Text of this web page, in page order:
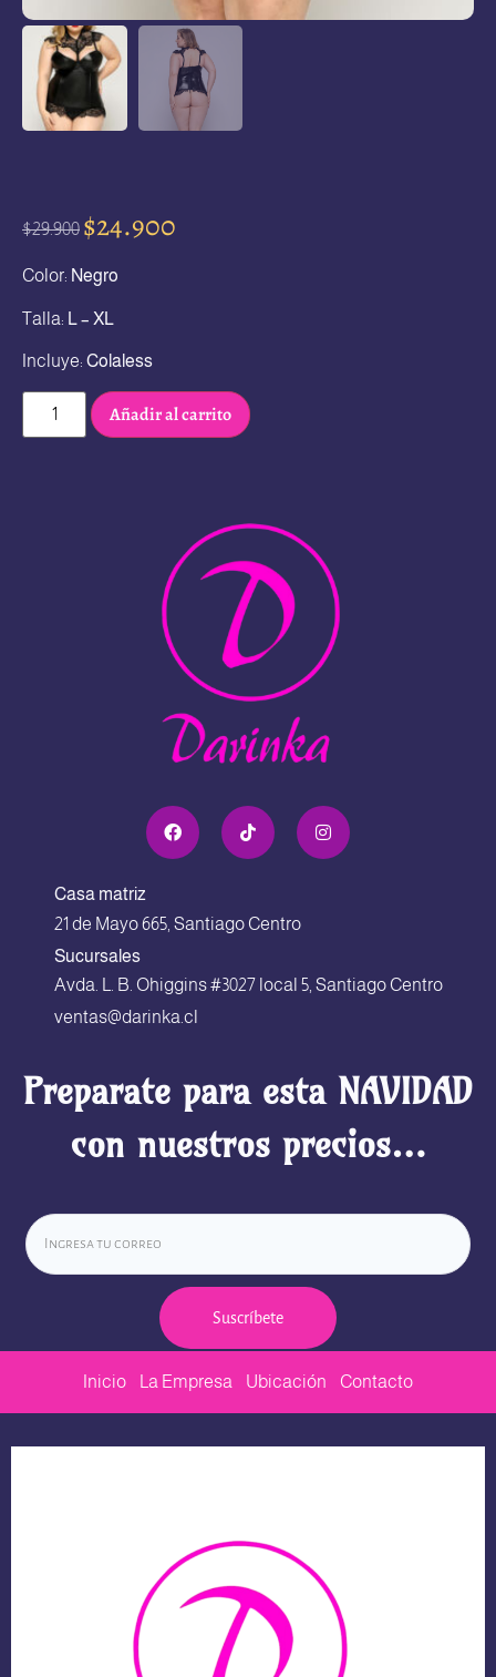
$29.900 $24.900
Color: Negro
Talla: L – XL
Incluye: Colaless
Añadir al carrito
Casa matriz
21 de Mayo 665, Santiago Centro
Sucursales
Avda. L. B. Ohiggins #3027 local 5, Santiago Centro
ventas@darinka.cl
Preparate para esta NAVIDAD
con nuestros precios…
Suscríbete
Inicio La Empresa Ubicación Contacto